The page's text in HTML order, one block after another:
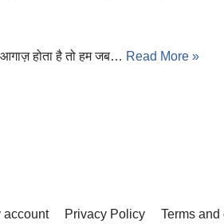
होता है तो हम जब… Read More »
account Privacy Policy Terms